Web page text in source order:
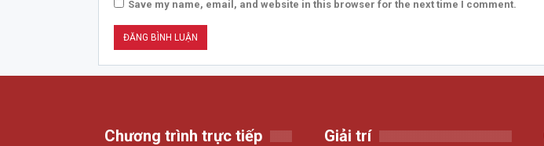
Save my name, email, and website in this browser for the next time I comment.
Chương trình trực tiếp Giải trí